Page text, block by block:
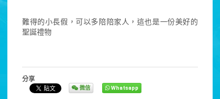
難得的小長假，可以多陪陪家人，這也是一份美好的
聖誕禮物
分享
微信 Whatsapp